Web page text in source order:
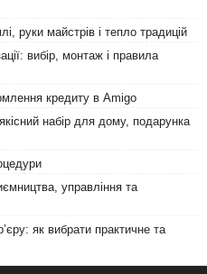
руки майстрів і тепло традицій
вибір, монтаж і правила
кредиту в Amigo
набір для дому, подарунка
управління та
як вибрати практичне та